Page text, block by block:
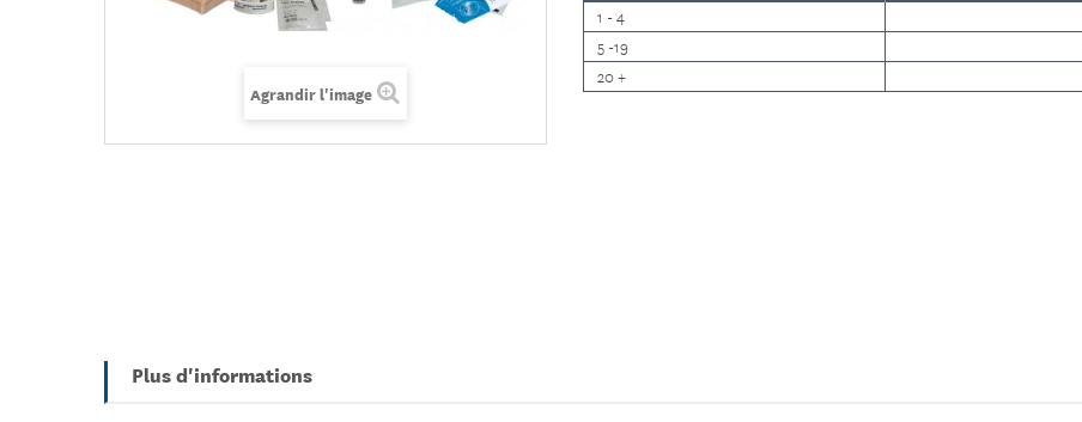
Agrandir l'image
1 - 4
5 -19
20 +
Plus d'informations